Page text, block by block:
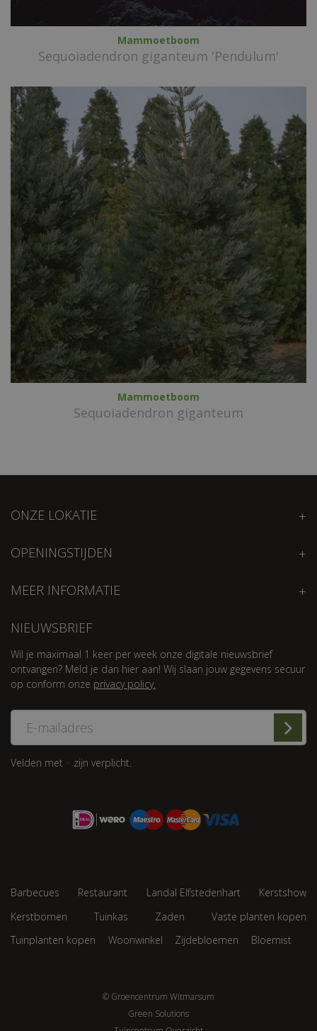
Mammoetboom
Sequoiadendron giganteum 'Pendulum'
Mammoetboom
Sequoiadendron giganteum
ONZE LOKATIE
OPENINGSTIJDEN
MEER INFORMATIE
NIEUWSBRIEF
Wil je maximaal 1 keer per week onze digitale nieuwsbrief
ontvangen? Meld je dan hier aan! Wij slaan jouw gegevens secuur
op conform onze privacy policy.
Velden met * zijn verplicht.
Barbecues Restaurant Landal Elfstedenhart
Kerstshow
Kerstbomen
Tuinkas Zaden
Vaste planten kopen
Tuinplanten kopen
Woonwinkel Zijdebloemen Bloemist
© Groencentrum Witmarsum
Green Solutions